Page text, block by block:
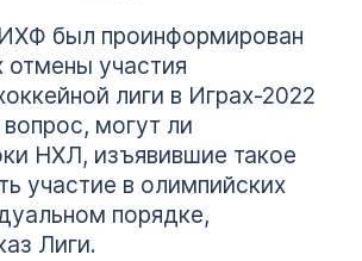
был проинформирован
отмены участия
лиги в Играх-2022
могут ли
НХЛ, изъявившие такое
участие в олимпийских
порядке,
Лиги.